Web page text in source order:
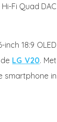
Fi Quad DAC
18:9 OLED
LG V20. Met
smartphone in